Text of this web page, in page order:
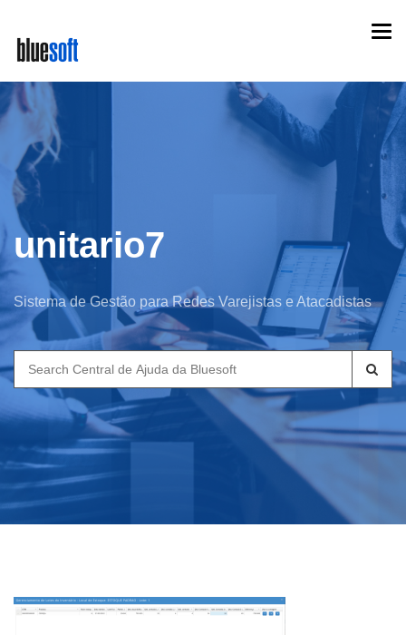
main
content
unitario7
Sistema de Gestão para Redes Varejistas e Atacadistas
Search
for: